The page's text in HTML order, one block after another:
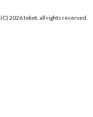
(C) 2026 teket. all rights reserved.